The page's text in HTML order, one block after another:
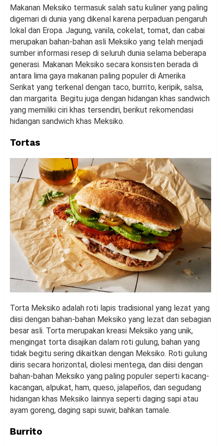
Makanan Meksiko termasuk salah satu kuliner yang paling
digemari di dunia yang dikenal karena perpaduan pengaruh
lokal dan Eropa. Jagung, vanila, cokelat, tomat, dan cabai
merupakan bahan-bahan asli Meksiko yang telah menjadi
sumber informasi resep di seluruh dunia selama beberapa
generasi. Makanan Meksiko secara konsisten berada di
antara lima gaya makanan paling populer di Amerika
Serikat yang terkenal dengan taco, burrito, keripik, salsa,
dan margarita. Begitu juga dengan hidangan khas sandwich
yang memiliki ciri khas tersendiri, berikut rekomendasi
hidangan sandwich khas Meksiko.
Tortas
Torta Meksiko adalah roti lapis tradisional yang lezat yang
diisi dengan bahan-bahan Meksiko yang lezat dan sebagian
besar asli. Torta merupakan kreasi Meksiko yang unik,
mengingat torta disajikan dalam roti gulung, bahan yang
tidak begitu sering dikaitkan dengan Meksiko. Roti gulung
diiris secara horizontal, diolesi mentega, dan diisi dengan
bahan-bahan Meksiko yang paling populer seperti kacang-
kacangan, alpukat, ham, queso, jalapeños, dan segudang
hidangan khas Meksiko lainnya seperti daging sapi atau
ayam goreng, daging sapi suwir, bahkan tamale.
Burrito